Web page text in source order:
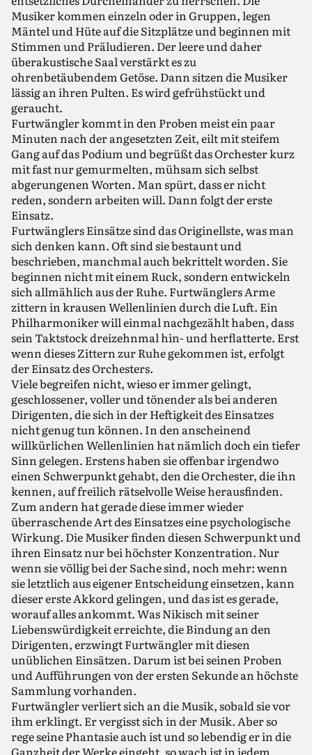
Musiker kommen einzeln oder in Gruppen, legen
Mäntel und Hüte auf die Sitzplätze und beginnen mit
Stimmen und Präludieren. Der leere und daher
überakustische Saal verstärkt es zu
ohrenbetäubendem Getöse. Dann sitzen die Musiker
lässig an ihren Pulten. Es wird gefrühstückt und
geraucht.
Furtwängler kommt in den Proben meist ein paar
Minuten nach der angesetzten Zeit, eilt mit steifem
Gang auf das Podium und begrüßt das Orchester kurz
mit fast nur gemurmelten, mühsam sich selbst
abgerungenen Worten. Man spürt, dass er nicht
reden, sondern arbeiten will. Dann folgt der erste
Einsatz.
Furtwänglers Einsätze sind das Originellste, was man
sich denken kann. Oft sind sie bestaunt und
beschrieben, manchmal auch bekrittelt worden. Sie
beginnen nicht mit einem Ruck, sondern entwickeln
sich allmählich aus der Ruhe. Furtwänglers Arme
zittern in krausen Wellenlinien durch die Luft. Ein
Philharmoniker will einmal nachgezählt haben, dass
sein Taktstock dreizehnmal hin- und herflatterte. Erst
wenn dieses Zittern zur Ruhe gekommen ist, erfolgt
der Einsatz des Orchesters.
Viele begreifen nicht, wieso er immer gelingt,
geschlossener, voller und tönender als bei anderen
Dirigenten, die sich in der Heftigkeit des Einsatzes
nicht genug tun können. In den anscheinend
willkürlichen Wellenlinien hat nämlich doch ein tiefer
Sinn gelegen. Erstens haben sie offenbar irgendwo
einen Schwerpunkt gehabt, den die Orchester, die ihn
kennen, auf freilich rätselvolle Weise herausfinden.
Zum andern hat gerade diese immer wieder
überraschende Art des Einsatzes eine psychologische
Wirkung. Die Musiker finden diesen Schwerpunkt und
ihren Einsatz nur bei höchster Konzentration. Nur
wenn sie völlig bei der Sache sind, noch mehr: wenn
sie letztlich aus eigener Entscheidung einsetzen, kann
dieser erste Akkord gelingen, und das ist es gerade,
worauf alles ankommt. Was Nikisch mit seiner
Liebenswürdigkeit erreichte, die Bindung an den
Dirigenten, erzwingt Furtwängler mit diesen
unüblichen Einsätzen. Darum ist bei seinen Proben
und Aufführungen von der ersten Sekunde an höchste
Sammlung vorhanden.
Furtwängler verliert sich an die Musik, sobald sie vor
ihm erklingt. Er vergisst sich in der Musik. Aber so
rege seine Phantasie auch ist und so lebendig er in die